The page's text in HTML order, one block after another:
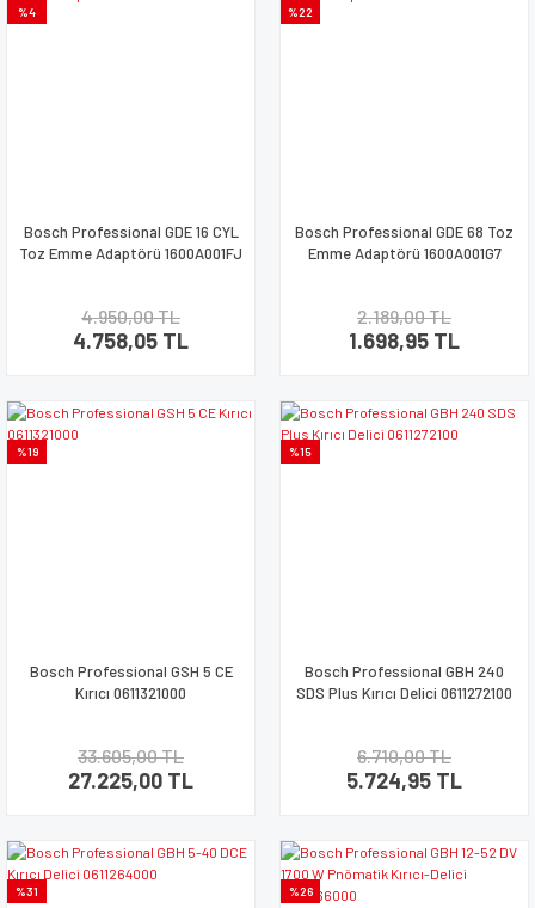
%4
Bosch Professional GDE 16 CYL
Toz Emme Adaptörü 1600A001FJ
4.950,00 TL
4.758,05 TL
%22
Bosch Professional GDE 68 Toz
Emme Adaptörü 1600A001G7
2.189,00 TL
1.698,95 TL
%19
Bosch Professional GSH 5 CE
Kırıcı 0611321000
33.605,00 TL
27.225,00 TL
%15
Bosch Professional GBH 240
SDS Plus Kırıcı Delici 0611272100
6.710,00 TL
5.724,95 TL
%31 %26